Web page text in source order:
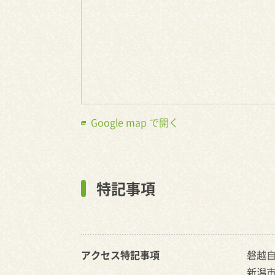
Google map で開く
特記事項
アクセス特記事項
磐越
新潟